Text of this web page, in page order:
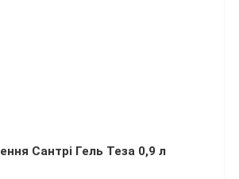
Сантрі Гель Теза 0,9 л